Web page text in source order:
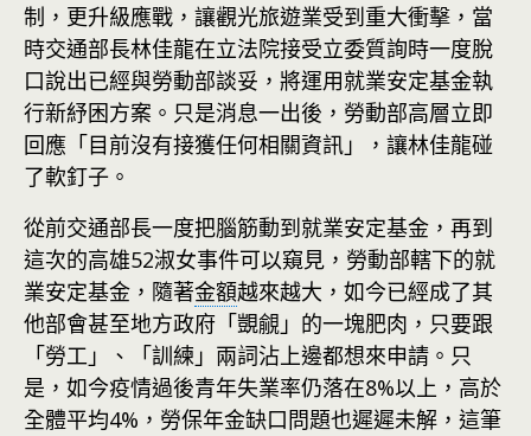
制，更升級應戰，讓觀光旅遊業受到重大衝擊，當
時交通部長林佳龍在立法院接受立委質詢時一度脫
口說出已經與勞動部談妥，將運用就業安定基金執
行新紓困方案。只是消息一出後，勞動部高層立即
回應「目前沒有接獲任何相關資訊」，讓林佳龍碰
了軟釘子。
從前交通部長一度把腦筋動到就業安定基金，再到
這次的高雄52淑女事件可以窺見，勞動部轄下的就
業安定基金，隨著金額越來越大，如今已經成了其
他部會甚至地方政府「覬覦」的一塊肥肉，只要跟
「勞工」、「訓練」兩詞沾上邊都想來申請。只
是，如今疫情過後青年失業率仍落在8%以上，高於
全體平均4%，勞保年金缺口問題也遲遲未解，這筆